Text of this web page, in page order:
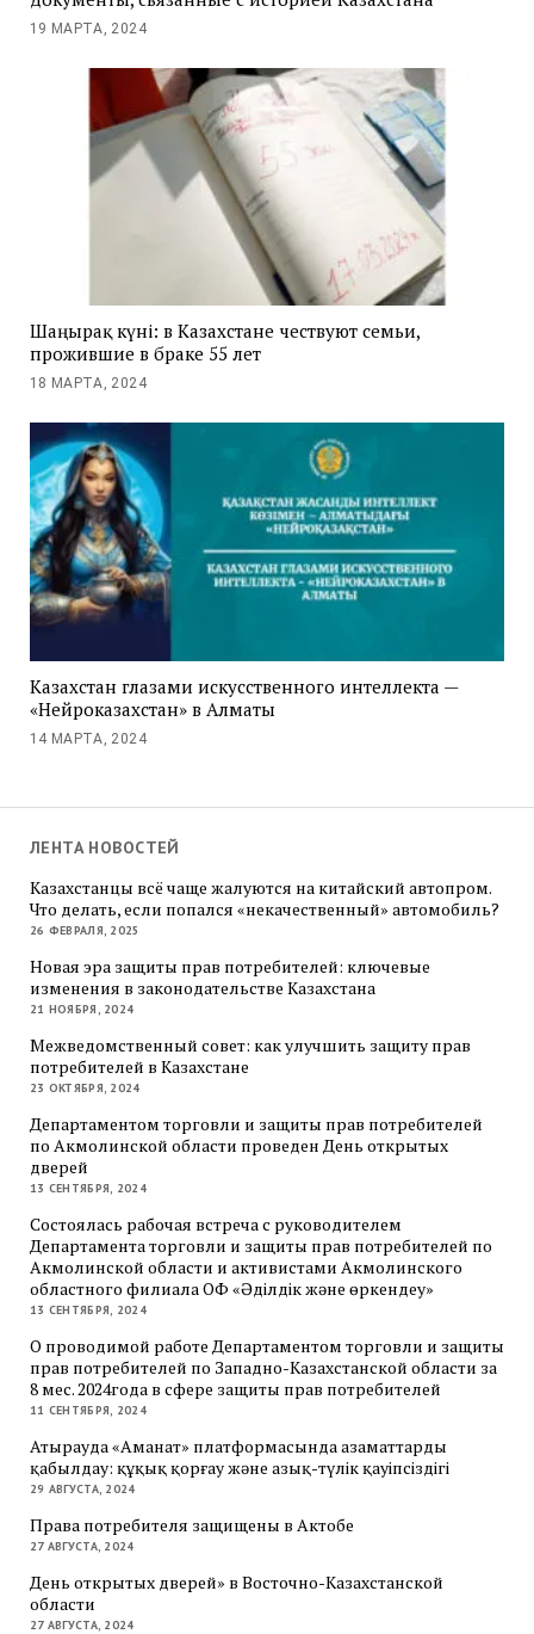
19 МАРТА, 2024
Шаңырақ күні: в Казахстане чествуют семьи,
прожившие в браке 55 лет
18 МАРТА, 2024
Казахстан глазами искусственного интеллекта —
«Нейроказахстан» в Алматы
14 МАРТА, 2024
ЛЕНТА НОВОСТЕЙ
Казахстанцы всё чаще жалуются на китайский автопром.
Что делать, если попался «некачественный» автомобиль?
26 ФЕВРАЛЯ, 2025
Новая эра защиты прав потребителей: ключевые
изменения в законодательстве Казахстана
21 НОЯБРЯ, 2024
Межведомственный совет: как улучшить защиту прав
потребителей в Казахстане
23 ОКТЯБРЯ, 2024
Департаментом торговли и защиты прав потребителей
по Акмолинской области проведен День открытых
дверей
13 СЕНТЯБРЯ, 2024
Состоялась рабочая встреча с руководителем
Департамента торговли и защиты прав потребителей по
Акмолинской области и активистами Акмолинского
областного филиала ОФ «Әділдік және өркендеу»
13 СЕНТЯБРЯ, 2024
О проводимой работе Департаментом торговли и защиты
прав потребителей по Западно-Казахстанской области за
8 мес. 2024года в сфере защиты прав потребителей
11 СЕНТЯБРЯ, 2024
Атырауда «Аманат» платформасында азаматтарды
қабылдау: құқық қорғау және азық-түлік қауіпсіздігі
29 АВГУСТА, 2024
Права потребителя защищены в Актобе
27 АВГУСТА, 2024
День открытых дверей» в Восточно-Казахстанской
области
27 АВГУСТА, 2024